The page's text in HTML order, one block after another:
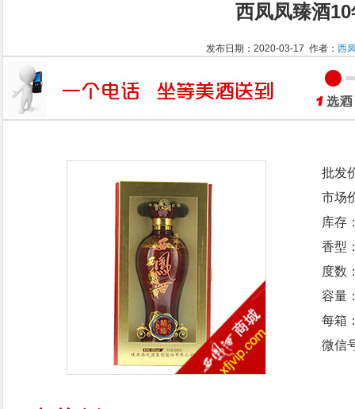
西凤凤臻酒
发布日期：2020-03-17 作者： 西
批发
市场
库存
香型
度数
容量
每箱
微信